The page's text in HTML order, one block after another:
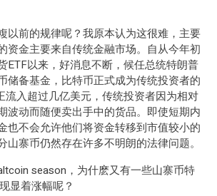
以前的规律呢？我原本认为这很难，主要
资金主要来自传统金融市场。自从今年初
ETF以来，好消息不断，候任总统特朗普
储备基金，比特币正式成为传统投资者的
流入超过几亿美元，传统投资者因为相对
波动而随便卖出手中的货品。即使短期内
也不会允许他们将资金转移到市值较小的
山寨币仍然存在许多不明朗的法律问题。
season，为什麽又有一些山寨币特
显着涨幅呢？